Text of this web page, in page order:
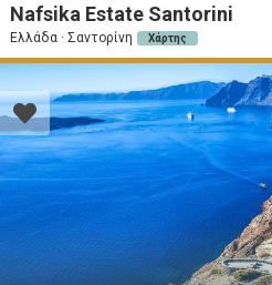
Nafsika Estate Santorini
Ελλάδα · Σαντορίνη Χάρτης